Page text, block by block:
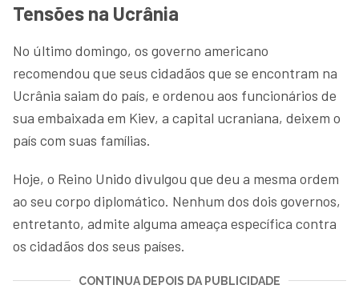
Tensões na Ucrânia
No último domingo, os governo americano
recomendou que seus cidadãos que se encontram na
Ucrânia saiam do país, e ordenou aos funcionários de
sua embaixada em Kiev, a capital ucraniana, deixem o
país com suas famílias.
Hoje, o Reino Unido divulgou que deu a mesma ordem
ao seu corpo diplomático. Nenhum dos dois governos,
entretanto, admite alguma ameaça específica contra
os cidadãos dos seus países.
CONTINUA DEPOIS DA PUBLICIDADE